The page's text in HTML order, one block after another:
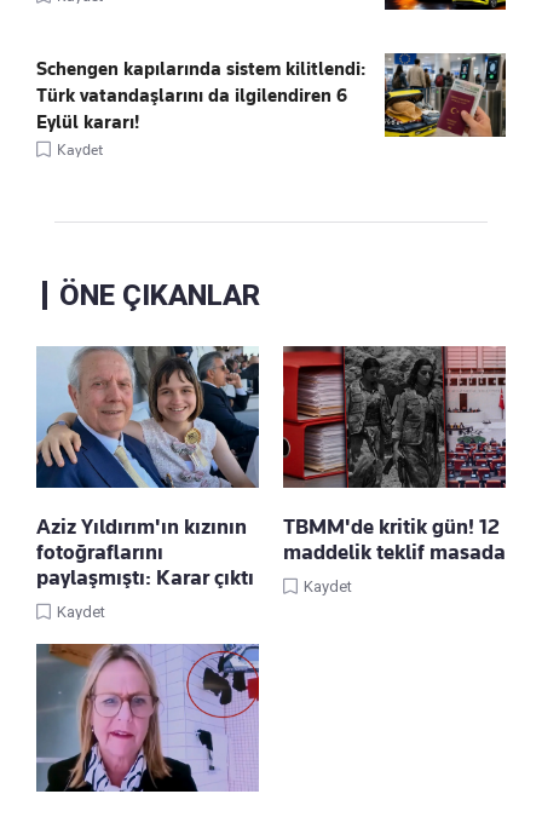
Schengen kapılarında sistem kilitlendi:
Türk vatandaşlarını da ilgilendiren 6
Eylül kararı!
Kaydet
ÖNE ÇIKANLAR
Aziz Yıldırım'ın kızının
fotoğraflarını
paylaşmıştı: Karar çıktı
Kaydet
TBMM'de kritik gün! 12
maddelik teklif masada
Kaydet